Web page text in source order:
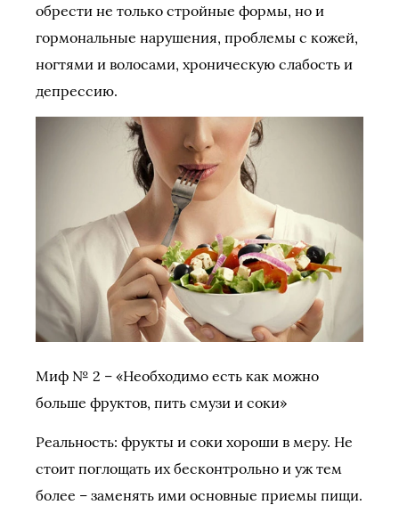
обрести не только стройные формы, но и
гормональные нарушения, проблемы с кожей,
ногтями и волосами, хроническую слабость и
депрессию.
Миф № 2 – «Необходимо есть как можно
больше фруктов, пить смузи и соки»
Реальность: фрукты и соки хороши в меру. Не
стоит поглощать их бесконтрольно и уж тем
более – заменять ими основные приемы пищи.